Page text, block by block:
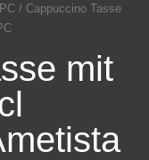
/ Cappuccino Tasse
mit